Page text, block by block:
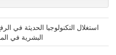
استغلال التكنولوجيا الحديثة في
البشرية في